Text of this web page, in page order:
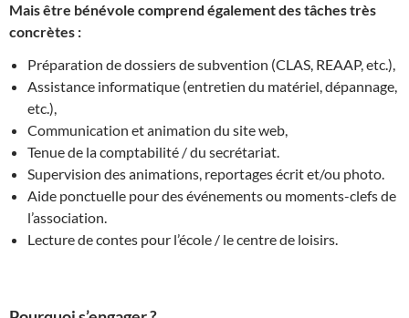
Mais être bénévole comprend également des tâches très
concrètes :
Préparation de dossiers de subvention (CLAS, REAAP, etc.),
Assistance informatique (entretien du matériel, dépannage,
etc.),
Communication et animation du site web,
Tenue de la comptabilité / du secrétariat.
Supervision des animations, reportages écrit et/ou photo.
Aide ponctuelle pour des événements ou moments-clefs de
l’association.
Lecture de contes pour l’école / le centre de loisirs.